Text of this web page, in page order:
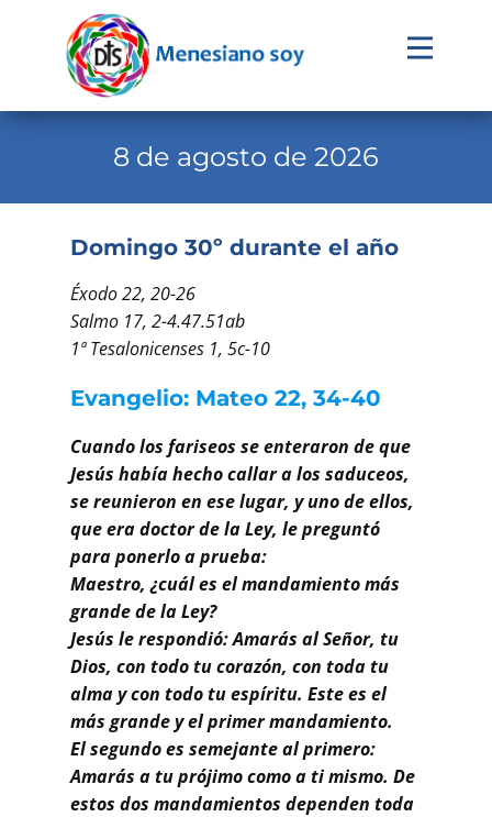
Evangelio
Familia Menesiana
Pastoral Vocacional
Recursos
Contacto
Buscar
8 de agosto de 2026
Domingo 30º durante el año
Éxodo 22, 20-26
Salmo 17, 2-4.47.51ab
1ª Tesalonicenses 1, 5c-10
Evangelio: Mateo 22, 34-40
Cuando los fariseos se enteraron de que
Jesús había hecho callar a los saduceos,
se reunieron en ese lugar, y uno de ellos,
que era doctor de la Ley, le preguntó
para ponerlo a prueba:
Maestro, ¿cuál es el mandamiento más
grande de la Ley?
Jesús le respondió: Amarás al Señor, tu
Dios, con todo tu corazón, con toda tu
alma y con todo tu espíritu. Este es el
más grande y el primer mandamiento.
El segundo es semejante al primero:
Amarás a tu prójimo como a ti mismo. De
estos dos mandamientos dependen toda